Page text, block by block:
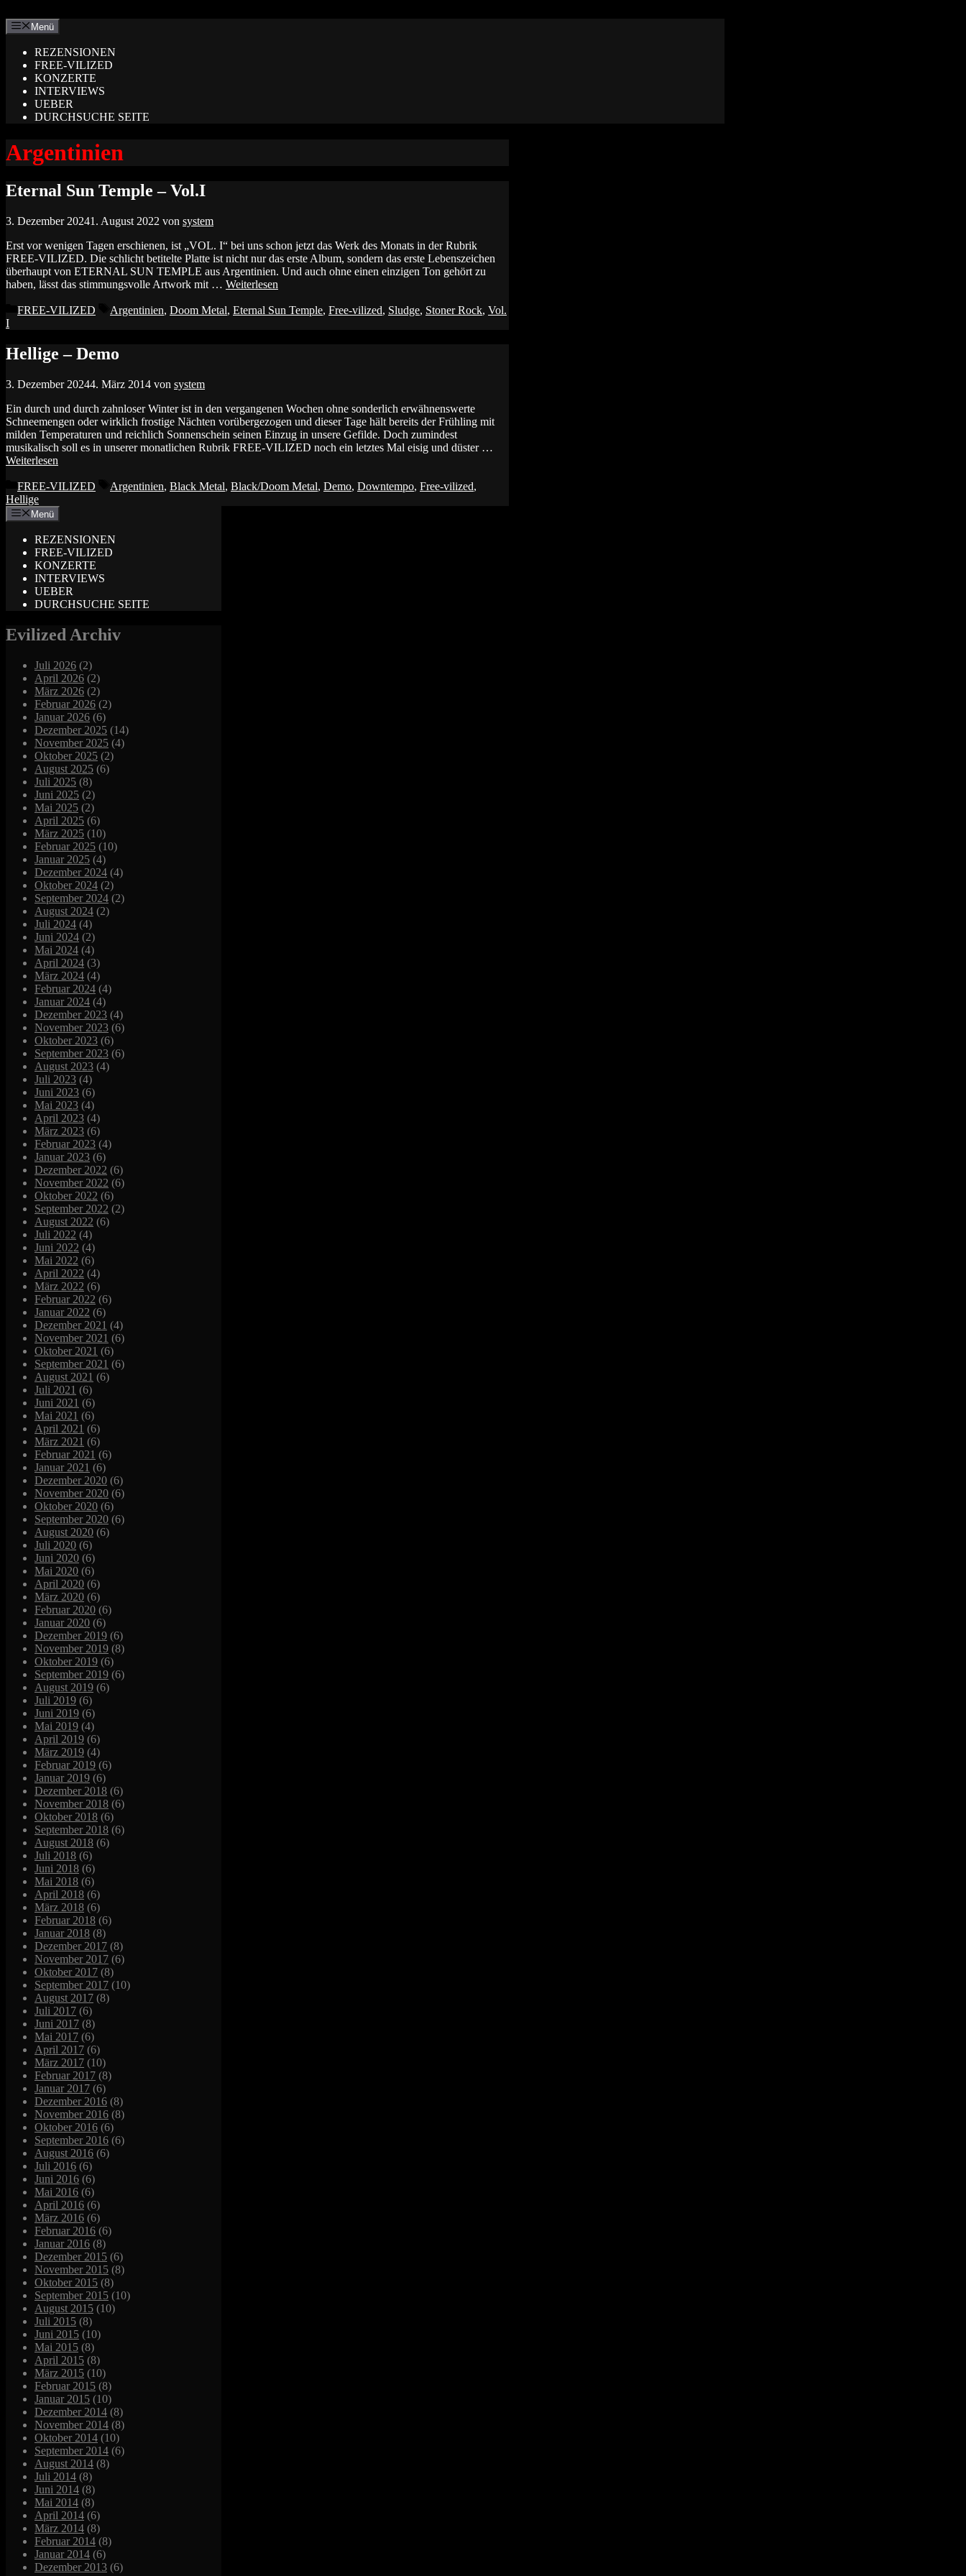
Inhalt
springen
Menü
REZENSIONEN
FREE-VILIZED
KONZERTE
INTERVIEWS
UEBER
DURCHSUCHE SEITE
Argentinien
Eternal Sun Temple – Vol.I
3. Dezember 20241. August 2022 von system
Erst vor wenigen Tagen erschienen, ist „VOL. I“ bei uns schon jetzt das Werk des Monats in der Rubrik
FREE-VILIZED. Die schlicht betitelte Platte ist nicht nur das erste Album, sondern das erste Lebenszeichen
überhaupt von ETERNAL SUN TEMPLE aus Argentinien. Und auch ohne einen einzigen Ton gehört zu
haben, lässt das stimmungsvolle Artwork mit … Weiterlesen
Kategorien
FREE-VILIZED Schlagwörter
Argentinien, Doom Metal, Eternal Sun Temple, Free-vilized, Sludge, Stoner Rock, Vol.
I
Hellige – Demo
3. Dezember 20244. März 2014 von system
Ein durch und durch zahnloser Winter ist in den vergangenen Wochen ohne sonderlich erwähnenswerte
Schneemengen oder wirklich frostige Nächten vorübergezogen und dieser Tage hält bereits der Frühling mit
milden Temperaturen und reichlich Sonnenschein seinen Einzug in unsere Gefilde. Doch zumindest
musikalisch soll es in unserer monatlichen Rubrik FREE-VILIZED noch ein letztes Mal eisig und düster …
Weiterlesen
Kategorien
FREE-VILIZED Schlagwörter
Argentinien, Black Metal, Black/Doom Metal, Demo, Downtempo, Free-vilized,
Hellige
Menü
REZENSIONEN
FREE-VILIZED
KONZERTE
INTERVIEWS
UEBER
DURCHSUCHE SEITE
Evilized Archiv
Juli 2026 (2)
April 2026 (2)
März 2026 (2)
Februar 2026 (2)
Januar 2026 (6)
Dezember 2025 (14)
November 2025 (4)
Oktober 2025 (2)
August 2025 (6)
Juli 2025 (8)
Juni 2025 (2)
Mai 2025 (2)
April 2025 (6)
März 2025 (10)
Februar 2025 (10)
Januar 2025 (4)
Dezember 2024 (4)
Oktober 2024 (2)
September 2024 (2)
August 2024 (2)
Juli 2024 (4)
Juni 2024 (2)
Mai 2024 (4)
April 2024 (3)
März 2024 (4)
Februar 2024 (4)
Januar 2024 (4)
Dezember 2023 (4)
November 2023 (6)
Oktober 2023 (6)
September 2023 (6)
August 2023 (4)
Juli 2023 (4)
Juni 2023 (6)
Mai 2023 (4)
April 2023 (4)
März 2023 (6)
Februar 2023 (4)
Januar 2023 (6)
Dezember 2022 (6)
November 2022 (6)
Oktober 2022 (6)
September 2022 (2)
August 2022 (6)
Juli 2022 (4)
Juni 2022 (4)
Mai 2022 (6)
April 2022 (4)
März 2022 (6)
Februar 2022 (6)
Januar 2022 (6)
Dezember 2021 (4)
November 2021 (6)
Oktober 2021 (6)
September 2021 (6)
August 2021 (6)
Juli 2021 (6)
Juni 2021 (6)
Mai 2021 (6)
April 2021 (6)
März 2021 (6)
Februar 2021 (6)
Januar 2021 (6)
Dezember 2020 (6)
November 2020 (6)
Oktober 2020 (6)
September 2020 (6)
August 2020 (6)
Juli 2020 (6)
Juni 2020 (6)
Mai 2020 (6)
April 2020 (6)
März 2020 (6)
Februar 2020 (6)
Januar 2020 (6)
Dezember 2019 (6)
November 2019 (8)
Oktober 2019 (6)
September 2019 (6)
August 2019 (6)
Juli 2019 (6)
Juni 2019 (6)
Mai 2019 (4)
April 2019 (6)
März 2019 (4)
Februar 2019 (6)
Januar 2019 (6)
Dezember 2018 (6)
November 2018 (6)
Oktober 2018 (6)
September 2018 (6)
August 2018 (6)
Juli 2018 (6)
Juni 2018 (6)
Mai 2018 (6)
April 2018 (6)
März 2018 (6)
Februar 2018 (6)
Januar 2018 (8)
Dezember 2017 (8)
November 2017 (6)
Oktober 2017 (8)
September 2017 (10)
August 2017 (8)
Juli 2017 (6)
Juni 2017 (8)
Mai 2017 (6)
April 2017 (6)
März 2017 (10)
Februar 2017 (8)
Januar 2017 (6)
Dezember 2016 (8)
November 2016 (8)
Oktober 2016 (6)
September 2016 (6)
August 2016 (6)
Juli 2016 (6)
Juni 2016 (6)
Mai 2016 (6)
April 2016 (6)
März 2016 (6)
Februar 2016 (6)
Januar 2016 (8)
Dezember 2015 (6)
November 2015 (8)
Oktober 2015 (8)
September 2015 (10)
August 2015 (10)
Juli 2015 (8)
Juni 2015 (10)
Mai 2015 (8)
April 2015 (8)
März 2015 (10)
Februar 2015 (8)
Januar 2015 (10)
Dezember 2014 (8)
November 2014 (8)
Oktober 2014 (10)
September 2014 (6)
August 2014 (8)
Juli 2014 (8)
Juni 2014 (8)
Mai 2014 (8)
April 2014 (6)
März 2014 (8)
Februar 2014 (8)
Januar 2014 (6)
Dezember 2013 (6)